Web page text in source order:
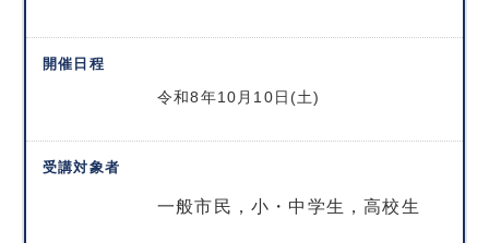
令和8年10月10日(土)
一般市民，小・中学生，高校生